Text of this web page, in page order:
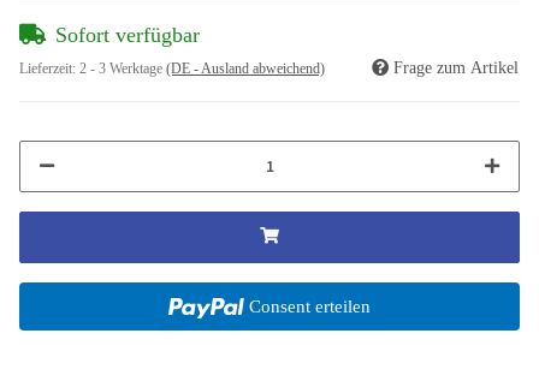
Sofort verfügbar
Lieferzeit: 2 - 3 Werktage (DE - Ausland abweichend) Frage zum Artikel
Consent erteilen